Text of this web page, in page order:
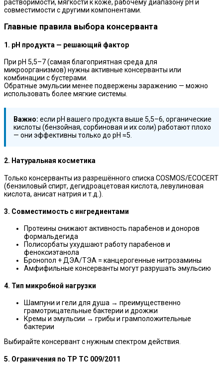
растворимости, мягкости к коже, рабочему диапазону pH и
совместимости с другими компонентами.
Главные правила выбора консерванта
1. pH продукта — решающий фактор
При pH 5,5–7 (самая благоприятная среда для
микроорганизмов) нужны активные консерванты или
комбинации с бустерами.
Обратные эмульсии менее подвержены заражению — можно
использовать более мягкие системы.
Важно: если pH вашего продукта выше 5,5–6, органические
кислоты (бензойная, сорбиновая и их соли) работают плохо
— они эффективны только до pH ≈5.
2. Натуральная косметика
Только консерванты из разрешённого списка COSMOS/ECOCERT
(бензиловый спирт, дегидроацетовая кислота, левулиновая
кислота, анисат натрия и т.д.).
3. Совместимость с ингредиентами
Протеины снижают активность парабенов и доноров
формальдегида
Полисорбаты ухудшают работу парабенов и
феноксиэтанола
Бронопол + ДЭА/ТЭА = канцерогенные нитрозамины
Амфифильные консерванты могут разрушать эмульсию
4. Тип микробной нагрузки
Шампуни и гели для душа → преимущественно
грамотрицательные бактерии и дрожжи
Кремы и эмульсии → грибы и грамположительные
бактерии
Выбирайте консервант с нужным спектром действия.
5. Ограничения по ТР ТС 009/2011